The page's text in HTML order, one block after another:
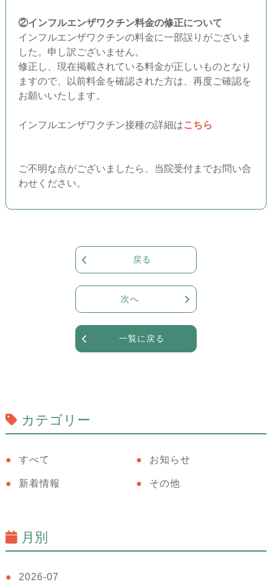
②インフルエンザワクチン料金の修正について
インフルエンザワクチンの料金に一部誤りがございま
した。申し訳ございません。
修正し、現在掲載されている料金が正しいものとなり
ますので、以前料金を確認された方は、再度ご確認を
お願いいたします。
インフルエンザワクチン接種の詳細はこちら
ご不明な点がございましたら、当院受付までお問い合
わせください。
戻る
一覧に戻る
次へ
カテゴリー
すべて お知らせ
新着情報 その他
月別
2026-07